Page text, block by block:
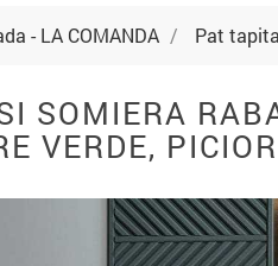
- LA COMANDA Pat
SOMIERA
VERDE,